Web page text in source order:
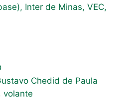
Inter de Minas, VEC,
Chedid de Paula
volante